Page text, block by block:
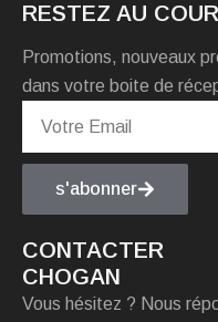
RESTEZ AU
Promotions, nouveaux
dans votre boite de
s'abonner
CONTACTER
CHOGAN
Vous hésitez ? Nous